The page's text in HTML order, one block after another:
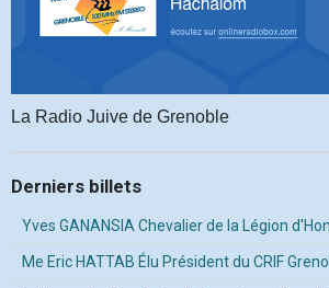
La Radio Juive de Grenoble
Derniers billets
Yves GANANSIA Chevalier de la Légion
Me Eric HATTAB Élu Président du CRIF